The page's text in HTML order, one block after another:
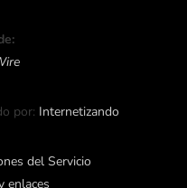
por: Internetizando
del Servicio
enlaces